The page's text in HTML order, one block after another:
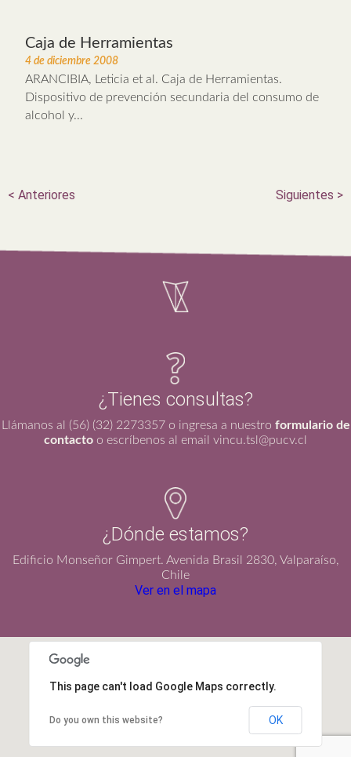
Caja de Herramientas
4 de diciembre 2008
ARANCIBIA, Leticia et al. Caja de Herramientas.
Dispositivo de prevención secundaria del consumo de
alcohol y...
< Anteriores Siguientes >
¿Tienes consultas?
Llámanos al (56) (32) 2273357 o ingresa a nuestro formulario de
contacto o escríbenos al email vincu.tsl@pucv.cl
¿Dónde estamos?
Edificio Monseñor Gimpert. Avenida Brasil 2830, Valparaíso,
Chile
Ver en el mapa
This page can't load Google Maps correctly.
Do you own this website? OK